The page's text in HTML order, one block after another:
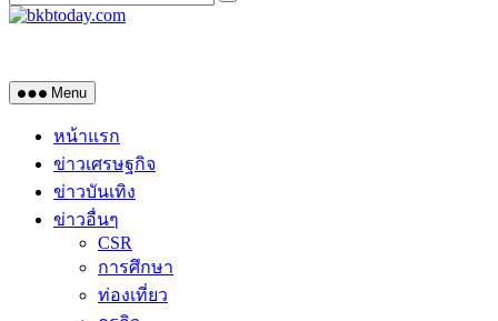
Menu
หน้าแรก
ข่าวเศรษฐกิจ
ข่าวบันเทิง
ข่าวอื่นๆ
CSR
การศึกษา
ท่องเที่ยว